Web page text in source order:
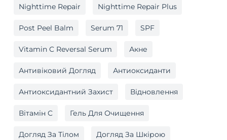
Nighttime Repair Nighttime Repair Plus
Post Peel Balm Serum 71 SPF
Vitamin C Reversal Serum Акне
Антивіковий Догляд Антиоксиданти
Антиоксидантний Захист Відновлення
Вітамін C Гель Для Очищення
Догляд За Тілом Догляд За Шкірою